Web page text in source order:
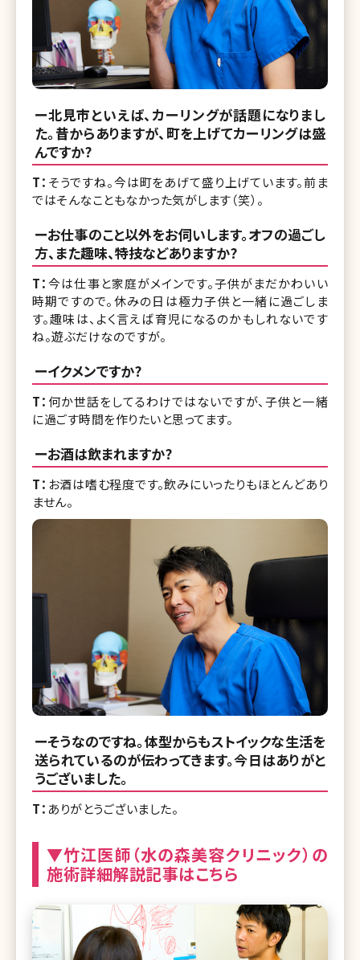
ー北見市といえば、カーリングが話題になりまし
た。昔からありますが、町を上げてカーリングは盛
んですか?
T： そうですね。今は町をあげて盛り上げています。前ま
ではそんなこともなかった気がします（笑）。
ーお仕事のこと以外をお伺いします。オフの過ごし
方、また趣味、特技などありますか?
T：今は仕事と家庭がメインです。子供がまだかわいい
時期ですので。休みの日は極力子供と一緒に過ごしま
す。趣味は、よく言えば育児になるのかもしれないです
ね。遊ぶだけなのですが。
ーイクメンですか?
T： 何か世話をしてるわけではないですが、子供と一緒
に過ごす時間を作りたいと思ってます。
ーお酒は飲まれますか?
T： お酒は嗜む程度です。飲みにいったりもほとんどあり
ません。
ーそうなのですね。体型からもストイックな生活を
送られているのが伝わってきます。今日はありがと
うございました。
T： ありがとうございました。
▼竹江医師（水の森美容クリニック）の
施術詳細解説記事はこちら